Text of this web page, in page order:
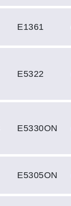
E1361
E5322
E5330ON
E5305ON